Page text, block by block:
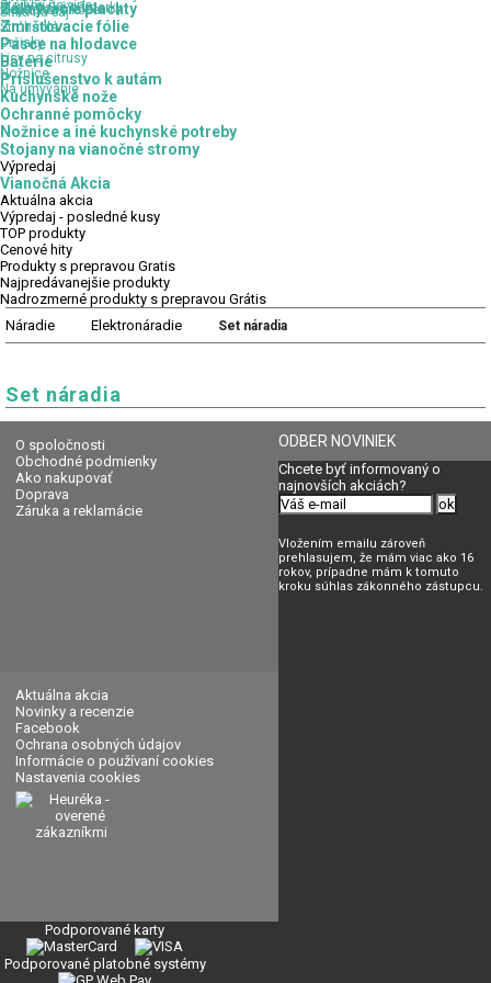
Sitká na čaj
Strúhadlá
Držiaky
Lisy na citrusy
Nožnice
Na umývanie
Stojany na víno
Kuchynské odmerky
Odpadkové koše
Zakrývacie plachty
Zmršťovacie fólie
Pasce na hlodavce
Batérie
Príslušenstvo k autám
Kuchynské nože
Ochranné pomôcky
Nožnice a iné kuchynské potreby
Stojany na vianočné stromy
Výpredaj
Vianočná Akcia
Aktuálna akcia
Výpredaj - posledné kusy
TOP produkty
Cenové hity
Produkty s prepravou Gratis
Najpredávanejšie produkty
Nadrozmerné produkty s prepravou Grátis
Náradie
Elektronáradie Set náradia
Set náradia
O spoločnosti
Obchodné podmienky
Ako nakupovať
Doprava
Záruka a reklamácie
Aktuálna akcia
Novinky a recenzie
Facebook
Ochrana osobných údajov
Informácie o používaní cookies
Nastavenia cookies
ODBER NOVINIEK
Chcete byť informovaný o
najnovších akciách?
Vložením emailu zároveň
prehlasujem, že mám viac ako 16
rokov, prípadne mám k tomuto
kroku súhlas zákonného zástupcu.
Podporované karty
Podporované platobné systémy